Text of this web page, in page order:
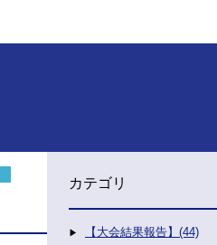
カテゴリ
【大会結果報告】(44)